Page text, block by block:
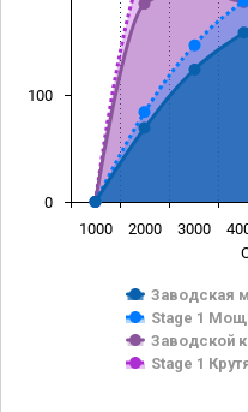
Заводская
Stage 1
Заводской
Stage 1
1000 2000 3000
0
100